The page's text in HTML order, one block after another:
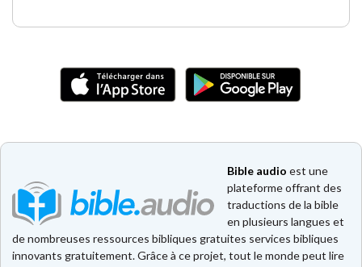
Bible audio est une
plateforme offrant des
traductions de la bible
en plusieurs langues et
de nombreuses ressources bibliques gratuites services bibliques
innovants gratuitement. Grâce à ce projet, tout le monde peut lire